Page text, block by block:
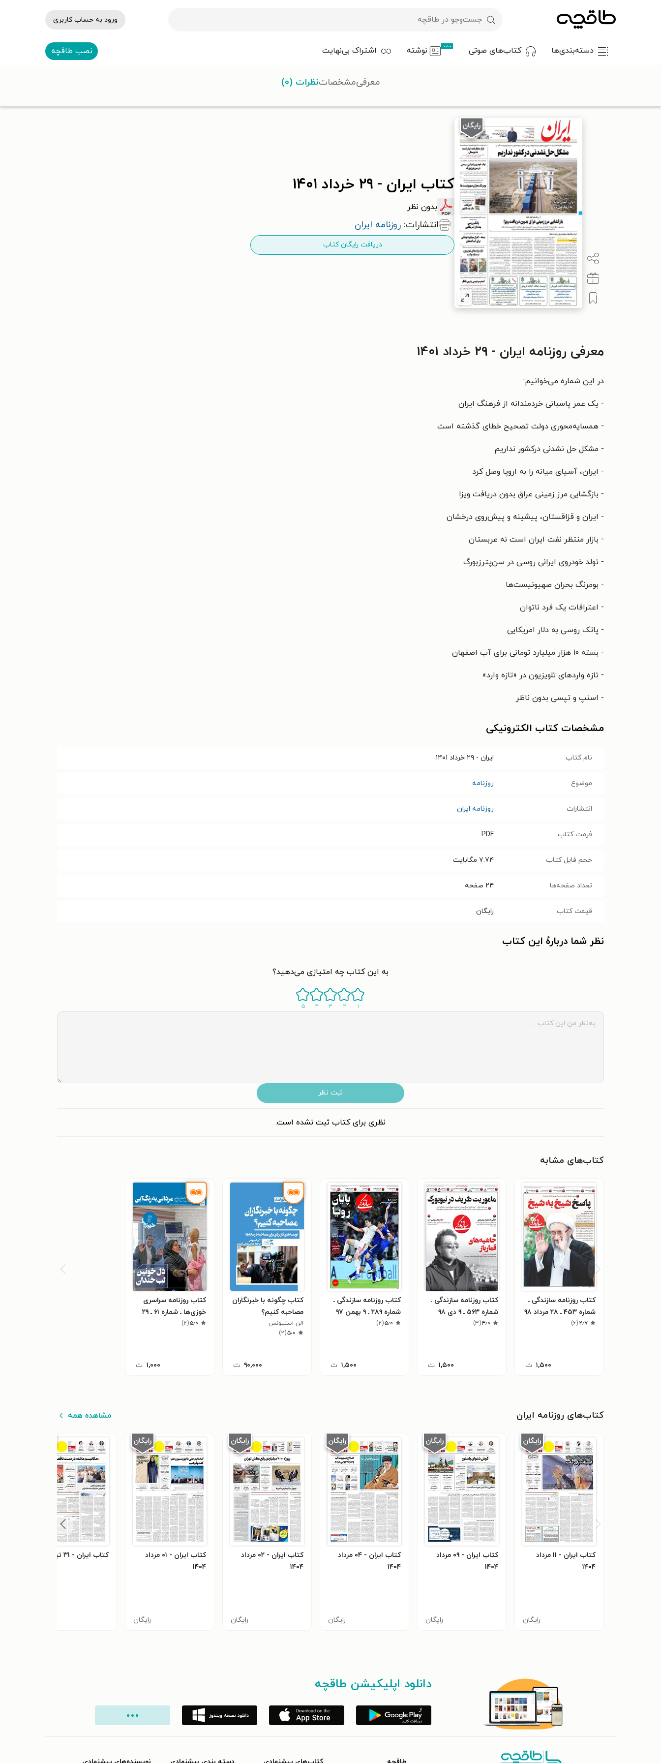
ورود به حساب کاربری
دسته‌بندی‌ها کتاب‌های صوتی جدید نوشته اشتراک بی‌نهایت نصب طاقچه
کتاب ایران - ۲۹ خرداد ۱۴۰۱
بدون نظر
انتشارات: روزنامه ایران
دریافت رایگان کتاب
معرفیمشخصاتنظرات (۰)
معرفی روزنامه ایران - ۲۹ خرداد ۱۴۰۱
در این شماره می‌خوانیم:
- یک عمر پاسبانی خردمندانه از فرهنگ ایران
- همسایه‌محوری دولت تصحیح خطای گذشته است
- مشکل حل نشدنی درکشور نداریم
- ایران، آسیای میانه را به اروپا وصل کرد
- بازگشایی مرز زمینی عراق بدون دریافت ویزا
- ایران و قزاقستان، پیشینه و پیش‌روی درخشان
- بازار منتظر نفت ایران است نه عربستان
- تولد خودروی ایرانی روسی در سن‌پترزبورگ
- بومرنگ بحران صهیونیست‌ها
- اعترافات یک فرد ناتوان
- پاتک روسی به دلار امریکایی
- بسته ۱۰ هزار میلیارد تومانی برای آب اصفهان
- تازه واردهای تلویزیون در «تازه وارد»
- اسنپ و تپسی بدون ناظر
مشخصات کتاب الکترونیکی
نام کتاب ایران - ۲۹ خرداد ۱۴۰۱
موضوع روزنامه
انتشارات روزنامه ایران
فرمت کتاب PDF
حجم فایل کتاب ۷.۷۴ مگابایت
تعداد صفحه‌ها ۲۴ صفحه
قیمت کتاب رایگان
نظر شما دربارهٔ این کتاب
به این کتاب چه امتیازی می‌دهید؟
۱ ۲ ۳ ۴ ۵
ثبت نظر
نظری برای کتاب ثبت نشده است.
کتاب‌های مشابه
کتاب روزنامه سازندگی ـ
شماره ۴۵۳ ـ ۲۸ مرداد ۹۸
۲٫۷(۶)
۱,۵۰۰ ت
کتاب روزنامه سازندگی ـ
شماره ۵۶۳ ـ ۹ دی ۹۸
۴٫۰(۳)
۱,۵۰۰ ت
کتاب روزنامه سازندگی ـ
شماره ۲۸۹ ـ ۹ بهمن ۹۷
۵٫۰(۲)
۱,۵۰۰ ت
کتاب چگونه با خبرنگاران
مصاحبه کنیم؟
الن استیونس
۵٫۰(۲)
۹۰,۰۰۰ ت
کتاب روزنامه سراسری
خوزی‌ها ـ شماره ۶۱ ـ ۲۹
دی ۹۹۵٫۰(۲)
۱,۰۰۰ ت
کتاب‌های روزنامه ایران مشاهده همه
کتاب ایران - ۱۱ مرداد
۱۴۰۴
رایگان
کتاب ایران - ۰۹ مرداد
۱۴۰۴
رایگان
کتاب ایران - ۰۴ مرداد
۱۴۰۴
رایگان
کتاب ایران - ۰۲ مرداد
۱۴۰۴
رایگان
کتاب ایران - ۰۱ مرداد
۱۴۰۴
رایگان
کتاب ایران - ۳۱ تیر ۱۴۰۴
دانلود اپلیکیشن طاقچه